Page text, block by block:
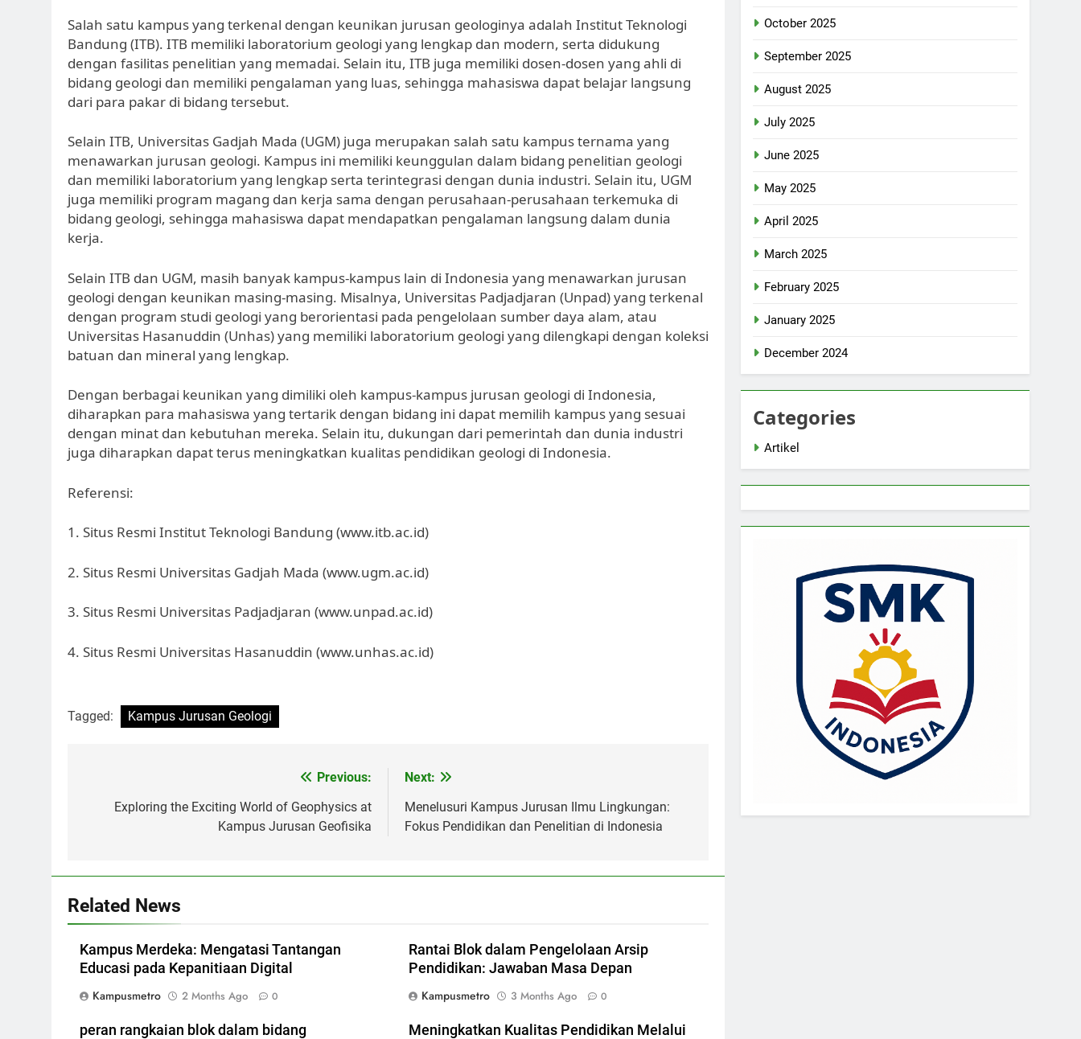
Salah satu kampus yang terkenal dengan keunikan jurusan geologinya adalah Institut Teknologi
Bandung (ITB). ITB memiliki laboratorium geologi yang lengkap dan modern, serta didukung
dengan fasilitas penelitian yang memadai. Selain itu, ITB juga memiliki dosen-dosen yang ahli di
bidang geologi dan memiliki pengalaman yang luas, sehingga mahasiswa dapat belajar langsung
dari para pakar di bidang tersebut.
Selain ITB, Universitas Gadjah Mada (UGM) juga merupakan salah satu kampus ternama yang
menawarkan jurusan geologi. Kampus ini memiliki keunggulan dalam bidang penelitian geologi
dan memiliki laboratorium yang lengkap serta terintegrasi dengan dunia industri. Selain itu, UGM
juga memiliki program magang dan kerja sama dengan perusahaan-perusahaan terkemuka di
bidang geologi, sehingga mahasiswa dapat mendapatkan pengalaman langsung dalam dunia
kerja.
Selain ITB dan UGM, masih banyak kampus-kampus lain di Indonesia yang menawarkan jurusan
geologi dengan keunikan masing-masing. Misalnya, Universitas Padjadjaran (Unpad) yang terkenal
dengan program studi geologi yang berorientasi pada pengelolaan sumber daya alam, atau
Universitas Hasanuddin (Unhas) yang memiliki laboratorium geologi yang dilengkapi dengan koleksi
batuan dan mineral yang lengkap.
Dengan berbagai keunikan yang dimiliki oleh kampus-kampus jurusan geologi di Indonesia,
diharapkan para mahasiswa yang tertarik dengan bidang ini dapat memilih kampus yang sesuai
dengan minat dan kebutuhan mereka. Selain itu, dukungan dari pemerintah dan dunia industri
juga diharapkan dapat terus meningkatkan kualitas pendidikan geologi di Indonesia.
Referensi:
1. Situs Resmi Institut Teknologi Bandung (www.itb.ac.id)
2. Situs Resmi Universitas Gadjah Mada (www.ugm.ac.id)
3. Situs Resmi Universitas Padjadjaran (www.unpad.ac.id)
4. Situs Resmi Universitas Hasanuddin (www.unhas.ac.id)
Tagged: Kampus Jurusan Geologi
navigation
Previous:
Exploring the Exciting World of Geophysics at
Kampus Jurusan Geofisika
Next:
Menelusuri Kampus Jurusan Ilmu Lingkungan:
Fokus Pendidikan dan Penelitian di Indonesia
Related News
Kampus Merdeka: Mengatasi Tantangan
Educasi pada Kepanitiaan Digital
Kampusmetro
2 Months Ago 0
Rantai Blok dalam Pengelolaan Arsip
Pendidikan: Jawaban Masa Depan
Kampusmetro
3 Months Ago 0
peran rangkaian blok dalam bidang Meningkatkan Kualitas Pendidikan Melalui
October 2025
September 2025
August 2025
July 2025
June 2025
May 2025
April 2025
March 2025
February 2025
January 2025
December 2024
Categories
Artikel